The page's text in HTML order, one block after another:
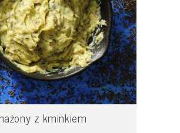
z kminkiem